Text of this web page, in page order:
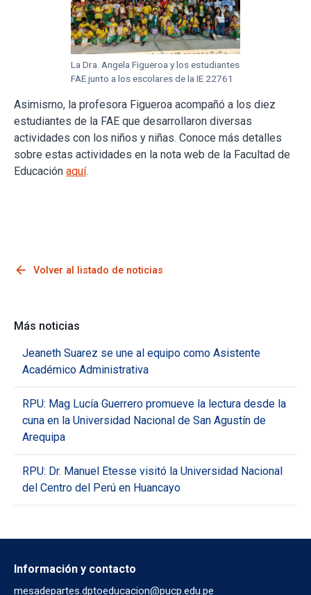
La Dra. Angela Figueroa y los estudiantes
FAE junto a los escolares de la IE 22761
Asimismo, la profesora Figueroa acompañó a los diez
estudiantes de la FAE que desarrollaron diversas
actividades con los niños y niñas. Conoce más detalles
sobre estas actividades en la nota web de la Facultad de
Educación aquí.
arrow_back Volver al listado de noticias
Más noticias
Jeaneth Suarez se une al equipo como Asistente
Académico Administrativa
RPU: Mag Lucía Guerrero promueve la lectura desde la
cuna en la Universidad Nacional de San Agustín de
Arequipa
RPU: Dr. Manuel Etesse visitó la Universidad Nacional
del Centro del Perú en Huancayo
Información y contacto
mesadepartes.dptoeducacion@pucp.edu.pe